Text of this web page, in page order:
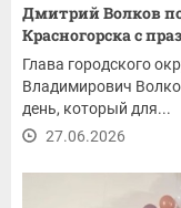
Дмитрий Волков
Красногорска с
Глава городского
Владимирович
день, который для...
27.06.2026